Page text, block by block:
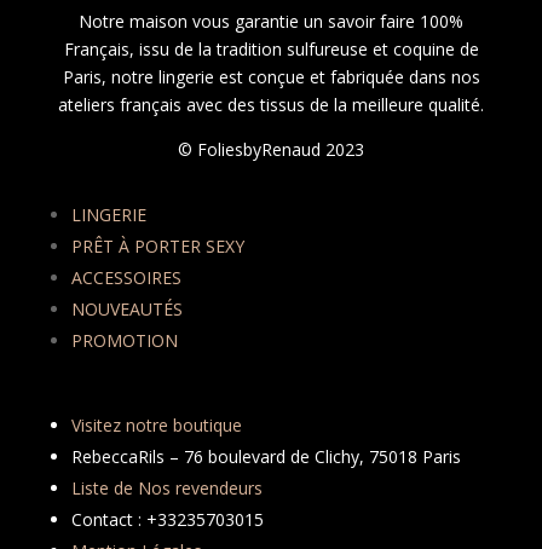
Notre maison vous garantie un savoir faire 100%
Français, issu de la tradition sulfureuse et coquine de
Paris, notre lingerie est conçue et fabriquée dans nos
ateliers français avec des tissus de la meilleure qualité.
© FoliesbyRenaud 2023
LINGERIE
PRÊT À PORTER SEXY
ACCESSOIRES
NOUVEAUTÉS
PROMOTION
Visitez notre boutique
RebeccaRils – 76 boulevard de Clichy, 75018 Paris
Liste de Nos revendeurs
Contact : +33235703015